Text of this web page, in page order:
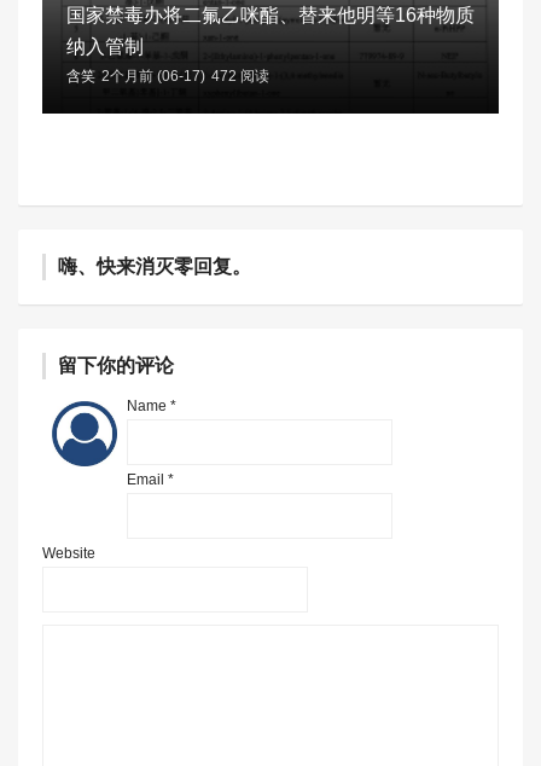
国家禁毒办将二氟乙咪酯、替来他明等16种物质
纳入管制
含笑 2个月前 (06-17) 472 阅读
嗨、快来消灭零回复。
留下你的评论
Name *
Email *
Website